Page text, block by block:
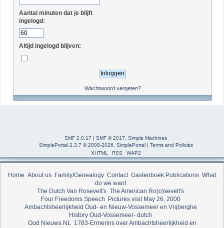
Aantal minuten dat je blijft
ingelogd:
Altijd ingelogd blijven:
Wachtwoord vergeten?
SMF 2.0.17 | SMF © 2017
Simple Machines
SimplePortal 2.3.7 © 2008-2026, SimplePortal| Terms and Policies
XHTML
RSS WAP2
Home About us Family/Genealogy Contact Gastenboek Publications What
do we want
The Dutch Van Rosevelt's The American Ro(o)sevelt's
Four Freedoms Speech Pictures visit May 26, 2000
Ambachtsheerlijkheid Oud- en Nieuw-Vossemeer en Vrijberghe
History Oud-Vossemeer- dutch
Oud Nieuws NL
1783-Ermerins over Ambachtsheerlijkheid en